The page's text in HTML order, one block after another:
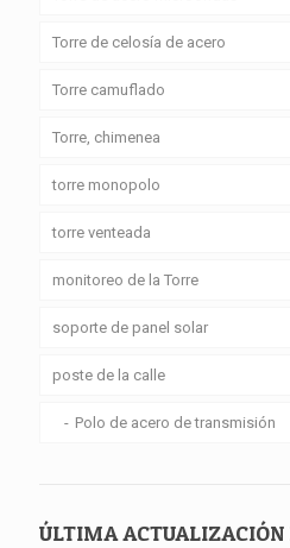
Torre de celosía de acero
Torre camuflado
Torre, chimenea
torre monopolo
torre venteada
monitoreo de la Torre
soporte de panel solar
poste de la calle
Polo de acero de transmisión
ÚLTIMA ACTUALIZACIÓN